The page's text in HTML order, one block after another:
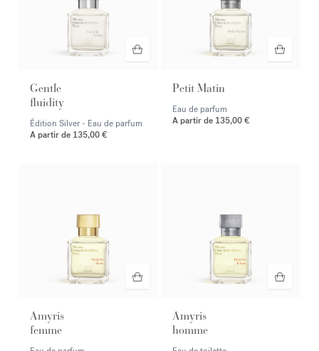
Gentle
fluidity
Édition Silver - Eau de parfum
A partir de 135,00 €
Petit Matin
Eau de parfum
A partir de 135,00 €
Amyris
femme
Amyris
homme